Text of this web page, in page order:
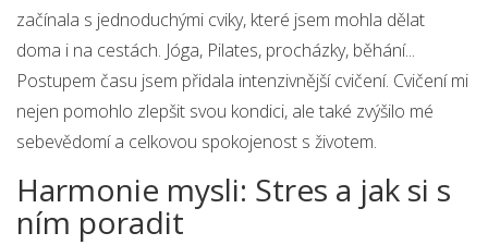
začínala s jednoduchými cviky, které jsem mohla dělat
doma i na cestách. Jóga, Pilates, procházky, běhání...
Postupem času jsem přidala intenzivnější cvičení. Cvičení mi
nejen pomohlo zlepšit svou kondici, ale také zvýšilo mé
sebevědomí a celkovou spokojenost s životem.
Harmonie mysli: Stres a jak si s
ním poradit